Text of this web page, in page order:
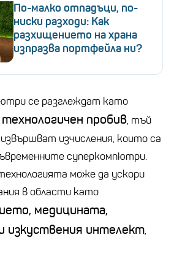
По-малко отпадъци, по-
ниски разходи: Как
разхищението на храна
изпразва портфейла ни?
се разглеждат като
пробив, тъй
изчисления, които са
суперкомпютри.
може да ускори
в области като
медицината,
изкуствения интелект,